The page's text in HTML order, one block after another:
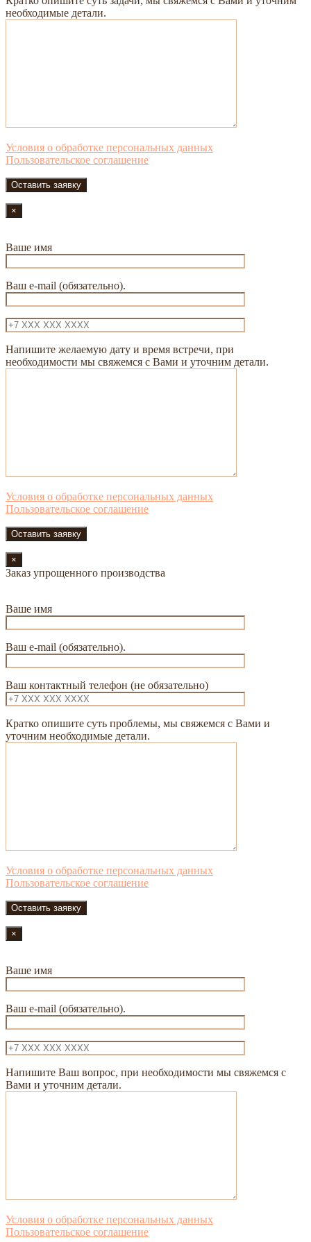
необходимые детали.
Условия о обработке персональных данных
Пользовательское соглашение
×
Ваше имя
Ваш e-mail (обязательно).
Напишите желаемую дату и время встречи, при
необходимости мы свяжемся с Вами и уточним детали.
Условия о обработке персональных данных
Пользовательское соглашение
×
Заказ упрощенного производства
Ваше имя
Ваш e-mail (обязательно).
Ваш контактный телефон (не обязательно)
Кратко опишите суть проблемы, мы свяжемся с Вами и
уточним необходимые детали.
Условия о обработке персональных данных
Пользовательское соглашение
×
Ваше имя
Ваш e-mail (обязательно).
Напишите Ваш вопрос, при необходимости мы свяжемся с
Вами и уточним детали.
Условия о обработке персональных данных
Пользовательское соглашение